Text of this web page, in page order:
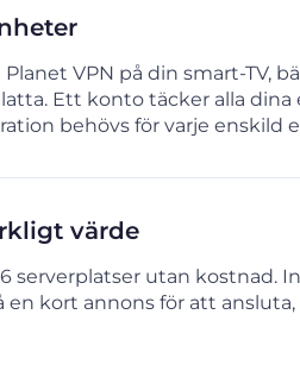
VPN på din smart-TV,
Ett konto täcker alla dina
behövs för varje enskild
värde
serverplatser utan kostnad.
kort annons för att ansluta,